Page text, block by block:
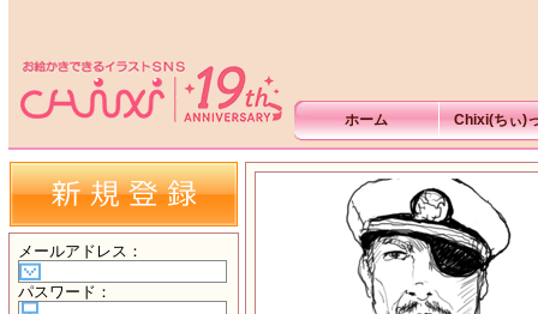
ホーム Chixi(ちぃ)
メールアドレス ：
パスワード ：